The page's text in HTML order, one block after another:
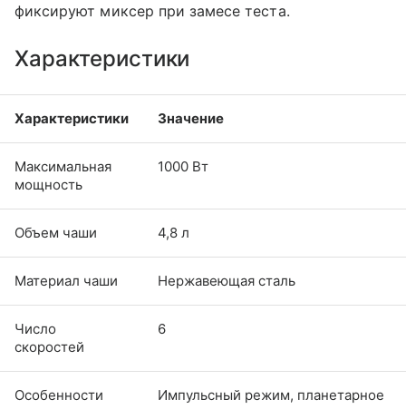
фиксируют миксер при замесе теста.
Характеристики
Характеристики Значение
Максимальная
мощность
1000 Вт
Объем чаши 4,8 л
Материал чаши Нержавеющая сталь
Число
скоростей
6
Особенности
Импульсный режим, планетарное